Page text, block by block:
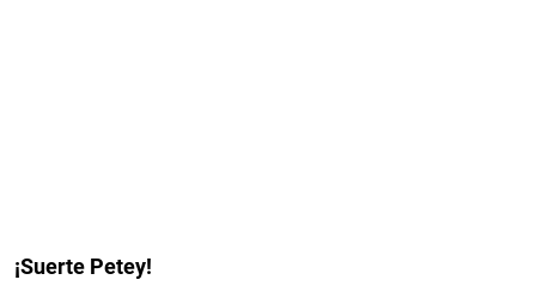
¡Suerte Petey!